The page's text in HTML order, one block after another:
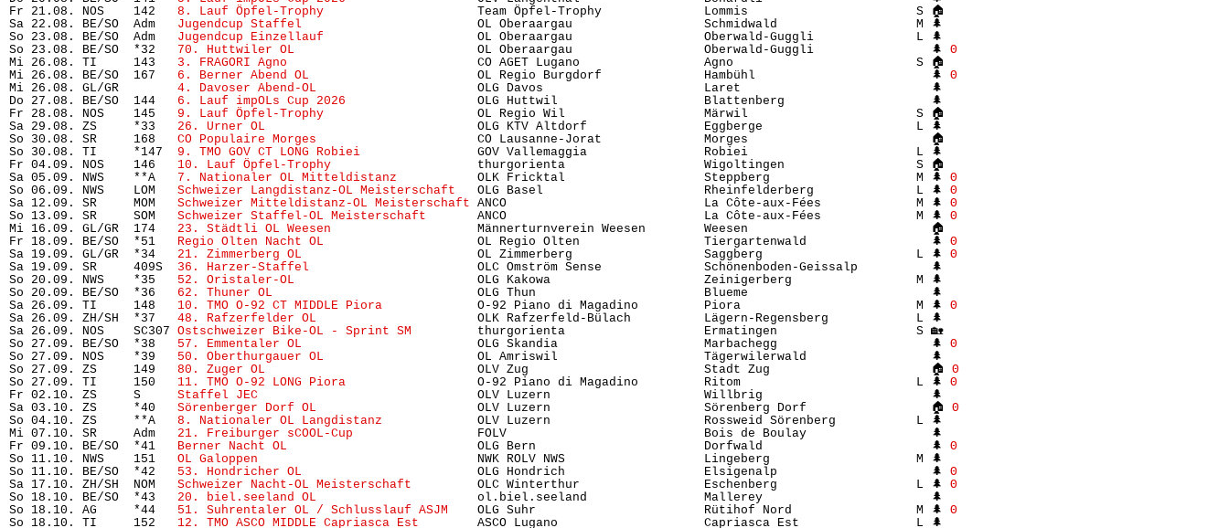
Fr 21.08. NOS    142 8. Lauf Öpfel-Trophy
                    Team Öpfel-Trophy              Lommis                       S 🏠
Sa 22.08. BE/SO  Adm Jugendcup Staffel
                        OL Oberaargau                  Schmidwald                   M 🌲
So 23.08. BE/SO  Adm Jugendcup Einzellauf
                     OL Oberaargau                  Oberwald-Guggli              L 🌲
So 23.08. BE/SO  *32 70. Huttwiler OL
                         OL Oberaargau                  Oberwald-Guggli                🌲
Θ
Mi 26.08. TI     143 3. FRAGORI Agno
                          CO AGET Lugano                 Agno                         S 🏠
Mi 26.08. BE/SO  167 6. Berner Abend OL
                       OL Regio Burgdorf              Hambühl                        🌲
Θ
Mi 26.08. GL/GR 4. Davoser Abend-OL
                      OLG Davos                      Laret                          🌲
Do 27.08. BE/SO  144 6. Lauf impOLs Cup 2026
                  OLG Huttwil                    Blattenberg                    🌲
Fr 28.08. NOS    145 9. Lauf Öpfel-Trophy
                     OL Regio Wil                   Märwil                       S 🏠
Sa 29.08. ZS     *33 26. Urner OL
                             OLG KTV Altdorf                Eggberge                     L 🌲
So 30.08. SR     168 CO Populaire Morges
                      CO Lausanne-Jorat              Morges                         🏠
So 30.08. TI     *147 9. TMO GOV CT LONG Robiei
                GOV Vallemaggia                Robiei                       L 🌲
Fr 04.09. NOS    146 10. Lauf Öpfel-Trophy
                    thurgorienta                   Wigoltingen                  S 🏠
Sa 05.09. NWS    **A 7. Nationaler OL Mitteldistanz
           OLK Fricktal                   Steppberg                    M 🌲
Θ
So 06.09. NWS    LOM Schweizer Langdistanz-OL Meisterschaft
   OLG Basel                      Rheinfelderberg              L 🌲
Θ
Sa 12.09. SR     MOM Schweizer Mitteldistanz-OL Meisterschaft ANCO                           La Côte-aux-Fées             M 🌲 Θ
So 13.09. SR     SOM Schweizer Staffel-OL Meisterschaft
       ANCO                           La Côte-aux-Fées             M 🌲
Θ
Mi 16.09. GL/GR  174 23. Städtli OL Weesen
                    Männerturnverein Weesen        Weesen                         🏠
Fr 18.09. BE/SO  *51
Regio Olten Nacht OL
                     OL Regio Olten                 Tiergartenwald                 🌲
Θ
Sa 19.09. GL/GR  *34 21. Zimmerberg OL
                        OL Zimmerberg                  Saggberg                     L 🌲
Θ
Sa 19.09. SR     409S 36. Harzer-Staffel
                       OLC Omström Sense              Schönenboden-Geissalp          🌲
So 20.09. NWS    *35 52. Oristaler-OL
                         OLG Kakowa                     Zeinigerberg                 M 🌲
So 20.09. BE/SO  *36 62. Thuner OL
                            OLG Thun                       Blueme                         🌲
Sa 26.09. TI     148 10. TMO O-92 CT MIDDLE Piora
             O-92 Piano di Magadino         Piora                        M 🌲
Θ
Sa 26.09. ZH/SH  *37 48. Rafzerfelder OL
                      OLK Rafzerfeld-Bülach          Lägern-Regensberg            L 🌲
Sa 26.09. NOS    SC307 Ostschweizer Bike-OL - Sprint SM
         thurgorienta                   Ermatingen                   S 🏡
So 27.09. BE/SO  *38 57. Emmentaler OL
                        OLG Skandia                    Marbachegg                     🌲
Θ
So 27.09. NOS    *39 50. Oberthurgauer OL
                     OL Amriswil                    Tägerwilerwald                 🌲
So 27.09. ZS     149 80. Zuger OL
                             OLV Zug                        Stadt Zug                      🏠
Θ
So 27.09. TI     150 11. TMO O-92 LONG Piora
                  O-92 Piano di Magadino         Ritom                        L 🌲
Θ
Fr 02.10. ZS     S Staffel JEC
                              OLV Luzern                     Willbrig                       🌲
Sa 03.10. ZS     *40 Sörenberger Dorf OL
                      OLV Luzern                     Sörenberg Dorf                 🏠
Θ
So 04.10. ZS     **A 8. Nationaler OL Langdistanz
             OLV Luzern                     Rossweid Sörenberg           L 🌲
Mi 07.10. SR     Adm 21. Freiburger sCOOL-Cup
                 FOLV                           Bois de Boulay                 🌲
Fr 09.10. BE/SO  *41
Berner Nacht OL
                          OLG Bern                       Dorfwald                       🌲
Θ
So 11.10. NWS    151 OL Galoppen
                              NWK ROLV NWS                   Lingeberg                    M 🌲
So 11.10. BE/SO  *42 53. Hondricher OL
                        OLG Hondrich                   Elsigenalp                     🌲
Θ
Sa 17.10. ZH/SH  NOM Schweizer Nacht-OL Meisterschaft
         OLC Winterthur                 Eschenberg                   L 🌲
Θ
So 18.10. BE/SO  *43 20. biel.seeland OL
                      ol.biel.seeland                Mallerey                       🌲
So 18.10. AG     *44 51. Suhrentaler OL / Schlusslauf ASJM
    OLG Suhr                       Rütihof Nord                 M 🌲
Θ
So 18.10. TI     152 12. TMO ASCO MIDDLE Capriasca Est
        ASCO Lugano                    Capriasca Est                L 🌲